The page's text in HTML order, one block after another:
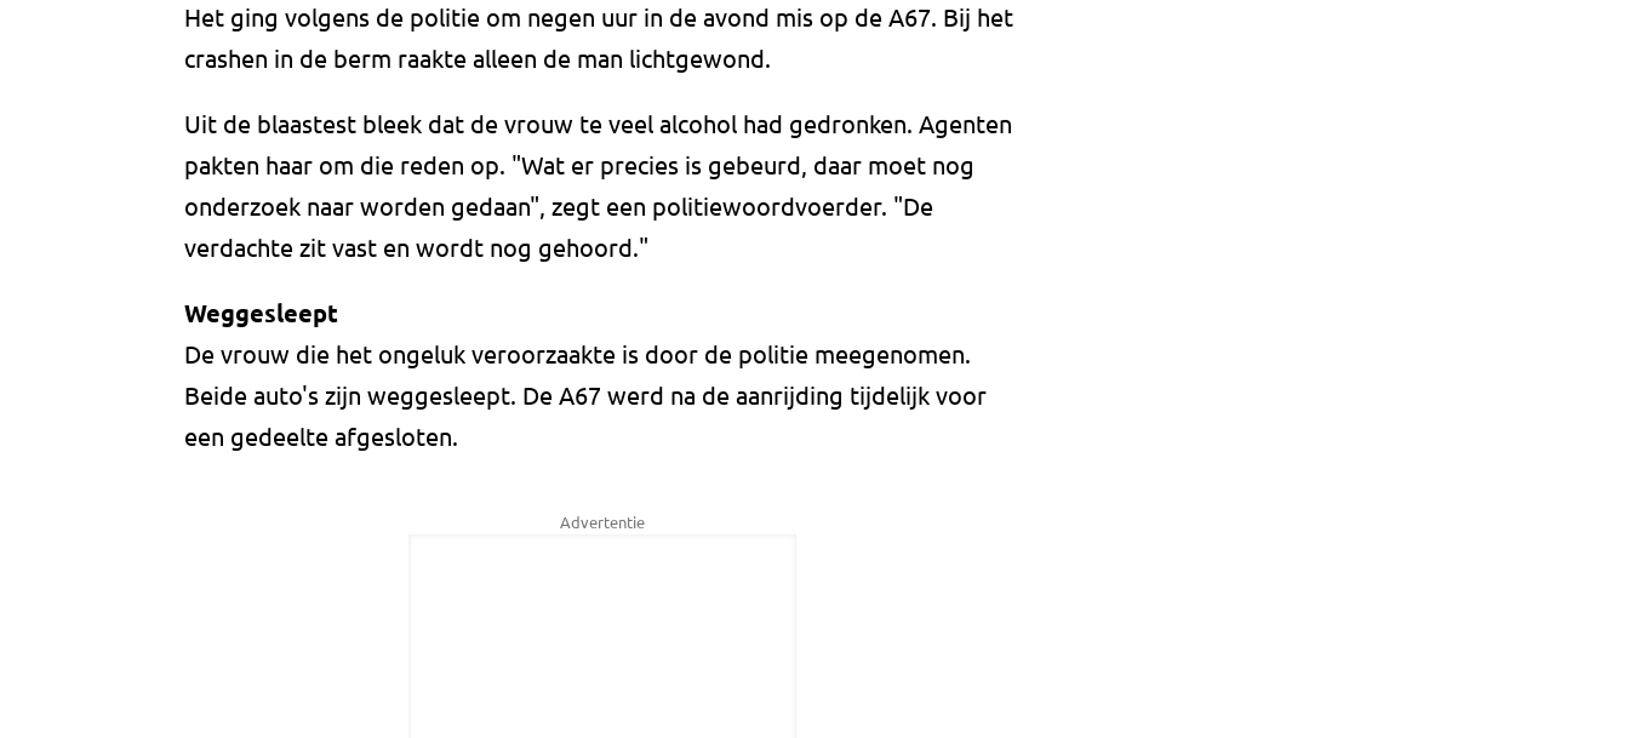
Het ging volgens de politie om negen uur in de avond mis op de A67. Bij het
crashen in de berm raakte alleen de man lichtgewond.
Uit de blaastest bleek dat de vrouw te veel alcohol had gedronken. Agenten
pakten haar om die reden op. "Wat er precies is gebeurd, daar moet nog
onderzoek naar worden gedaan", zegt een politiewoordvoerder. "De
verdachte zit vast en wordt nog gehoord."
Weggesleept
De vrouw die het ongeluk veroorzaakte is door de politie meegenomen.
Beide auto's zijn weggesleept. De A67 werd na de aanrijding tijdelijk voor
een gedeelte afgesloten.
Advertentie